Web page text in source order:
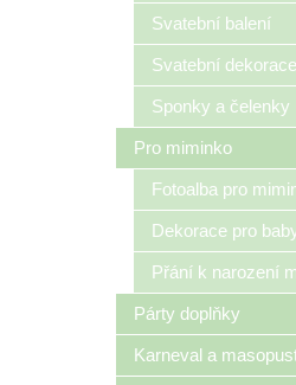
Svatební balení
Svatební dekorace
Sponky a čelenky
Pro miminko
Fotoalba pro
Dekorace pro
Přání k narození
Párty doplňky
Karneval a